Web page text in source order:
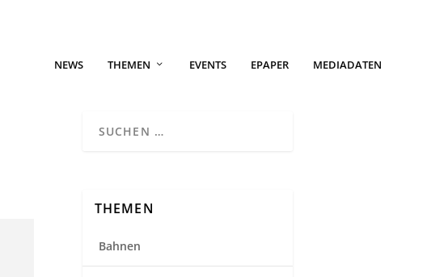
NEWS THEMEN EVENTS EPAPER MEDIADATEN
THEMEN
Bahnen